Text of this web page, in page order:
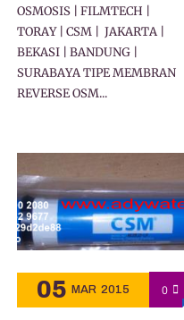
OSMOSIS | FILMTECH |
TORAY | CSM | JAKARTA |
BEKASI | BANDUNG |
SURABAYA TIPE MEMBRAN
REVERSE OSM...
05 MAR 2015 0